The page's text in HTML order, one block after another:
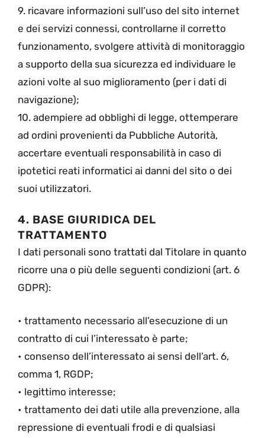
9. ricavare informazioni sull’uso del sito internet
e dei servizi connessi, controllarne il corretto
funzionamento, svolgere attività di monitoraggio
a supporto della sua sicurezza ed individuare le
azioni volte al suo miglioramento (per i dati di
navigazione);
10. adempiere ad obblighi di legge, ottemperare
ad ordini provenienti da Pubbliche Autorità,
accertare eventuali responsabilità in caso di
ipotetici reati informatici ai danni del sito o dei
suoi utilizzatori.
4. BASE GIURIDICA DEL
TRATTAMENTO
I dati personali sono trattati dal Titolare in quanto
ricorre una o più delle seguenti condizioni (art. 6
GDPR):
• trattamento necessario all’esecuzione di un
contratto di cui l’interessato è parte;
• consenso dell’interessato ai sensi dell’art. 6,
comma 1, RGDP;
• legittimo interesse;
• trattamento dei dati utile alla prevenzione, alla
repressione di eventuali frodi e di qualsiasi